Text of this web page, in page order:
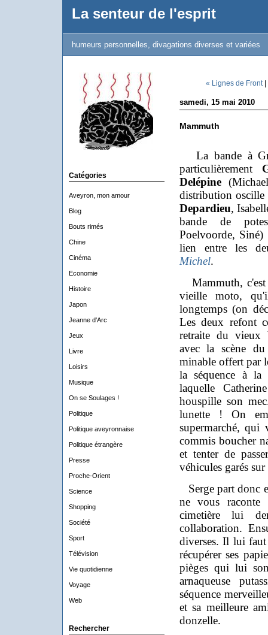
La senteur de l'esprit
humeurs personnelles, divagations diverses et variées
Catégories
Aveyron, mon amour
Blog
Bouts rimés
Chine
Cinéma
Economie
Histoire
Japon
Jeanne d'Arc
Jeux
Livre
Loisirs
Musique
On se Soulages !
Politique
Politique aveyronnaise
Politique étrangère
Presse
Proche-Orient
Science
Shopping
Société
Sport
Télévision
Vie quotidienne
Voyage
Web
Rechercher
« Lignes de Front|
samedi, 15 mai 2010
Mammuth
La bande à
particulièrement
Delépine
distribution
Depardieu,
bande de
Poelvoorde,
lien entre les
Michel.
Mammuth, c'est
vieille moto,
longtemps (on
Les deux refont
retraite du vieux
avec la scène
minable offert par
la séquence à
laquelle
houspille son
lunette ! On
supermarché, qui
commis boucher
et tenter de
véhicules garés
Serge part donc
ne vous
cimetière lui
collaboration.
diverses. Il lui
récupérer ses
pièges qui lui
arnaqueuse
séquence
et sa meilleure
donzelle.